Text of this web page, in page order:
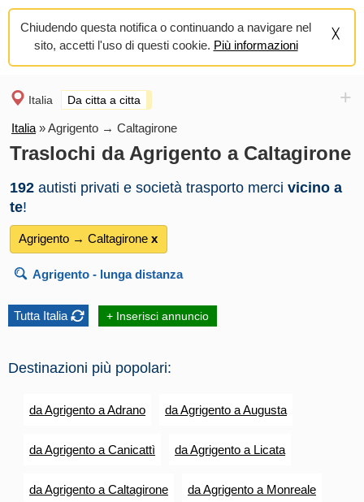
Chiudendo questa notifica o continuando a navigare nel
sito, accetti l'uso di questi cookie. Più informazioni
Italia Da citta a citta +
Italia »Agrigento → Caltagirone
Traslochi da Agrigento a Caltagirone
192 autisti privati e società trasporto merci vicino a
te!
Agrigento → Caltagirone х
Agrigento - lunga distanza
Tutta Italia + Inserisci annuncio
Destinazioni più popolari:
da Agrigento a Adrano da Agrigento a Augusta
da Agrigento a Canicattì da Agrigento a Licata
da Agrigento a Caltagirone da Agrigento a Monreale